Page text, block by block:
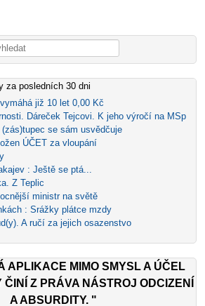
za posledních 30 dni
již 10 let 0,00 Kč
Dáreček Tejcovi. K jeho výročí na MSp
se sám usvědčuje
ÚČET za vloupání
: Ještě se ptá...
Z Teplic
ministr na světě
: Srážky plátce mzdy
A ručí za jejich osazenstvo
APLIKACE MIMO SMYSL A ÚČEL
ČINÍ Z PRÁVA NÁSTROJ ODCIZENÍ
A ABSURDITY. "